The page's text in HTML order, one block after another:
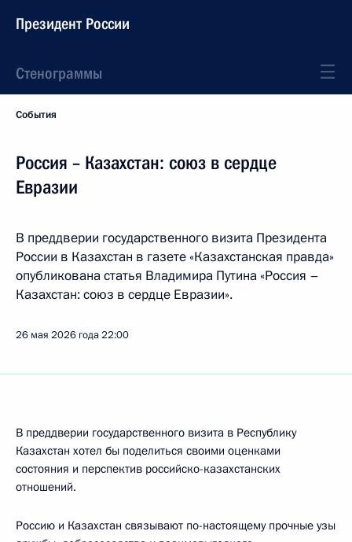
Президент России
Стенограммы
События
Россия – Казахстан: союз в сердце
Евразии
В преддверии государственного визита Президента
России в Казахстан в газете «Казахстанская правда»
опубликована статья Владимира Путина «Россия –
Казахстан: союз в сердце Евразии».
26 мая 2026 года22:00
В преддверии государственного визита в Республику
Казахстан хотел бы поделиться своими оценками
состояния и перспектив российско-казахстанских
отношений.
Россию и Казахстан связывают по-настоящему прочные узы